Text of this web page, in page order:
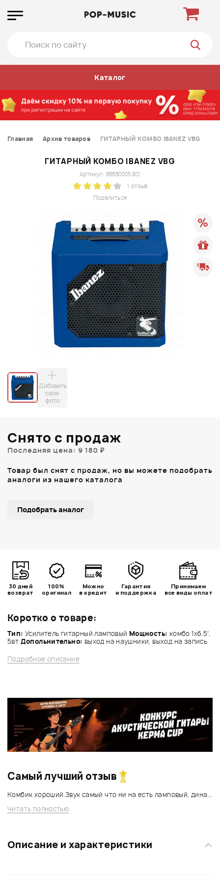
Каталог
Главная Архив товаров ГИТАРНЫЙ КОМБО IBANEZ VBG
ГИТАРНЫЙ КОМБО IBANEZ VBG
Поделиться
Артикул: 88880005901
1 отзыв
Добавить
свое
фото
Коротко о товаре:
Тип: Усилитель гитарный ламповый Мощность: комбо 1х6.5‘,
5вт Допольнительно: выход на наушники, выход на запись
Подробное описание
Снято с продаж
Последняя цена: 9 180 ₽
Товар был снят с продаж, но вы можете подобрать
аналоги из нашего каталога
Подобрать аналог
30 дней
возврат
100%
оригинал
Можно
в кредит
Гарантия
и поддержка
Принимаем
все виды оплат
Самый лучший отзыв
Комбик хороший.Звук самый что ни на есть ламповый, дина...
Читать полностью
Описание и характеристики